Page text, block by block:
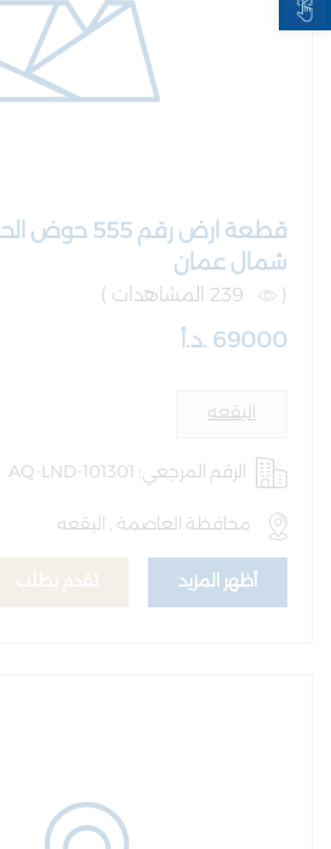
شمال عمان
(
69000 .د.أ
البقعه
الرقم المرجعي: AQ-LND-101301
محافظة العاصمة , البقعه
أظهر المزيد